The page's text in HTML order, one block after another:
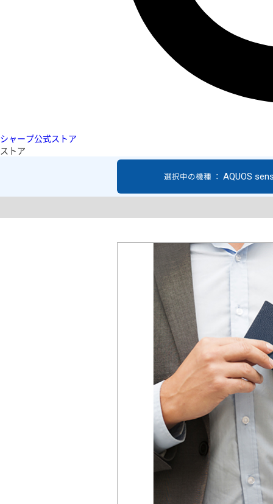
シャープ公式ストア
ストア
選択中の機種 ： AQUOS